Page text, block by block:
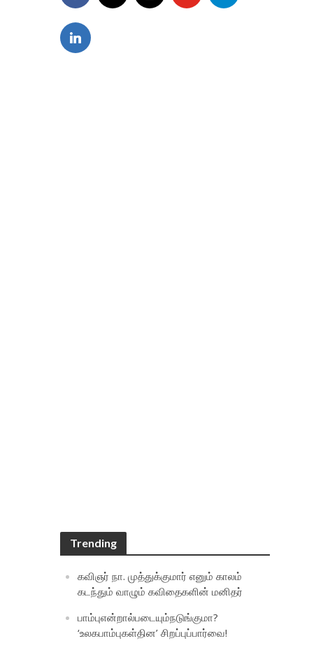
Trending
கவிஞர் நா. முத்துக்குமார் எனும் காலம்
கடந்தும் வாழும் கவிதைகளின் மனிதர்
பாம்புஎன்றால்படையும்நடுங்குமா?
‘உலகபாம்புகள்தின’ சிறப்புப்பார்வை!